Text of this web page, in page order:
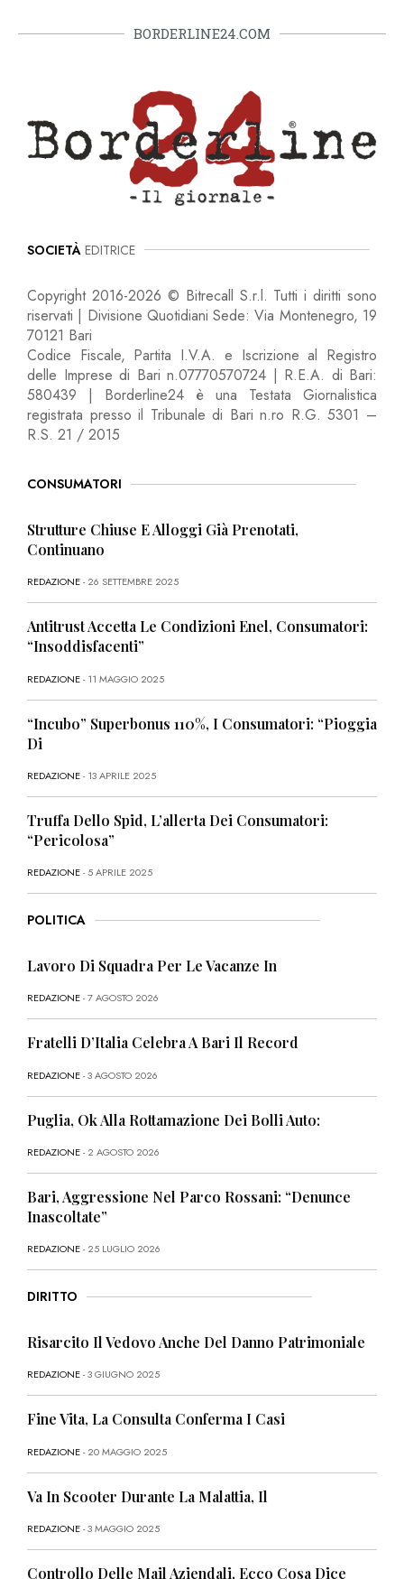
BORDERLINE24.COM
SOCIETÀ EDITRICE
Copyright 2016-2026 © Bitrecall S.r.l. Tutti i diritti sono
riservati | Divisione Quotidiani Sede: Via Montenegro, 19
70121 Bari
Codice Fiscale, Partita I.V.A. e Iscrizione al Registro
delle Imprese di Bari n.07770570724 | R.E.A. di Bari:
580439 | Borderline24 è una Testata Giornalistica
registrata presso il Tribunale di Bari n.ro R.G. 5301 –
R.S. 21 / 2015
CONSUMATORI
Strutture Chiuse E Alloggi Già Prenotati,
Continuano
REDAZIONE- 26 SETTEMBRE 2025
Antitrust Accetta Le Condizioni Enel, Consumatori:
“Insoddisfacenti”
REDAZIONE- 11 MAGGIO 2025
“Incubo” Superbonus 110%, I Consumatori: “Pioggia
Di
REDAZIONE- 13 APRILE 2025
Truffa Dello Spid, L’allerta Dei Consumatori:
“Pericolosa”
REDAZIONE- 5 APRILE 2025
POLITICA
Lavoro Di Squadra Per Le Vacanze In
REDAZIONE- 7 AGOSTO 2026
Fratelli D’Italia Celebra A Bari Il Record
REDAZIONE- 3 AGOSTO 2026
Puglia, Ok Alla Rottamazione Dei Bolli Auto:
REDAZIONE- 2 AGOSTO 2026
Bari, Aggressione Nel Parco Rossani: “Denunce
Inascoltate”
REDAZIONE- 25 LUGLIO 2026
DIRITTO
Risarcito Il Vedovo Anche Del Danno Patrimoniale
REDAZIONE- 3 GIUGNO 2025
Fine Vita, La Consulta Conferma I Casi
REDAZIONE- 20 MAGGIO 2025
Va In Scooter Durante La Malattia, Il
REDAZIONE- 3 MAGGIO 2025
Controllo Delle Mail Aziendali, Ecco Cosa Dice